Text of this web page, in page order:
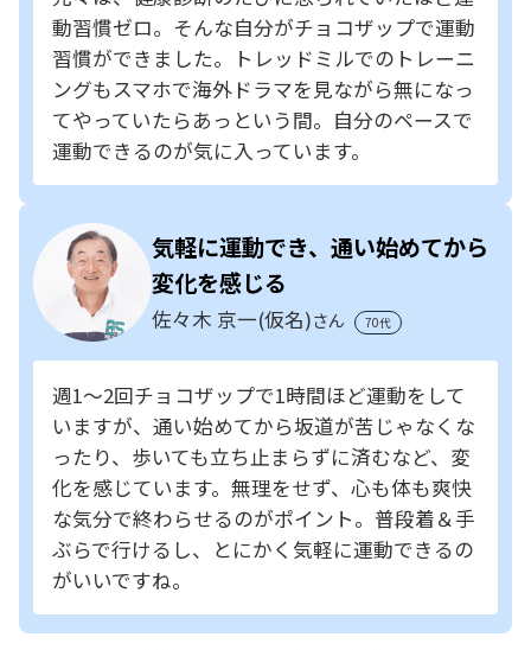
動習慣ゼロ。そんな自分がチョコザップで運動
習慣ができました。トレッドミルでのトレーニ
ングもスマホで海外ドラマを見ながら無になっ
てやっていたらあっという間。自分のペースで
運動できるのが気に入っています。
気軽に運動でき、通い始めてから
変化を感じる
佐々木 京一(仮名)さん 70代
週1～2回チョコザップで1時間ほど運動をして
いますが、通い始めてから坂道が苦じゃなくな
ったり、歩いても立ち止まらずに済むなど、変
化を感じています。無理をせず、心も体も爽快
な気分で終わらせるのがポイント。普段着＆手
ぶらで行けるし、とにかく気軽に運動できるの
がいいですね。